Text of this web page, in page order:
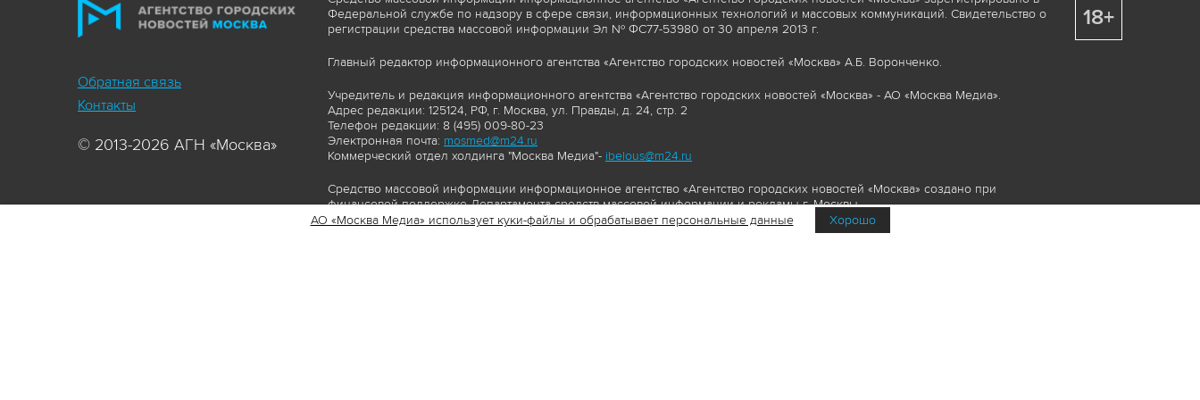
Обратная связь
Контакты
© 2013-2026 АГН «Москва»
Федеральной службе по надзору в сфере связи, информационных технологий и массовых коммуникаций. Свидетельство о
регистрации средства массовой информации Эл № ФС77-53980 от 30 апреля 2013 г.
Главный редактор информационного агентства «Агентство городских новостей «Москва» А.Б. Воронченко.
Учредитель и редакция информационного агентства «Агентство городских новостей «Москва» - АО «Москва Медиа».
Адрес редакции: 125124, РФ, г. Москва, ул. Правды, д. 24, стр. 2
Телефон редакции: 8 (495) 009-80-23
Электронная почта: mosmed@m24.ru
Коммерческий отдел холдинга "Москва Медиа"- ibelous@m24.ru
Средство массовой информации информационное агентство «Агентство городских новостей «Москва» создано при
финансовой поддержке Департамента средств массовой информации и рекламы г. Москвы.
Сайт https://www.mskagency.ru содержит материалы, товарные знаки и иные охраняемые элементы, включая, но, не
18+
АО «Москва Медиа» использует куки-файлы и обрабатывает персональные данные Хорошо